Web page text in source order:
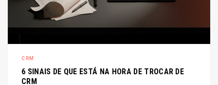
CRM
6 SINAIS DE QUE ESTÁ NA HORA DE TROCAR DE
CRM